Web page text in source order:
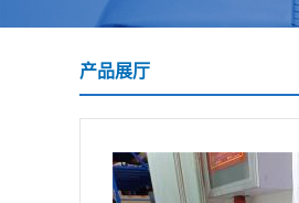
产品展厅